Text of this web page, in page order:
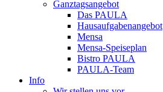
Ganztagsangebot
Das PAULA
Hausaufgabenangebot
Mensa
Mensa-Speiseplan
Bistro PAULA
PAULA-Team
Info